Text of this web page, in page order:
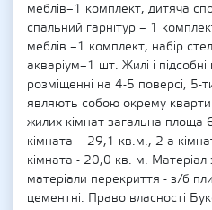
меблів–1 комплект, дитяча
спальний гарнітур – 1
меблів –1 комплект, набір
акваріум–1 шт. Жилі і
розміщенні на 4-5 поверсі, 5-
являють собою окрему
жилих кімнат загальна площа
кімната – 29,1 кв.м., 2-а
кімната - 20,0 кв. м. Матеріал
матеріали перекриття - з/б
цементні. Право власності